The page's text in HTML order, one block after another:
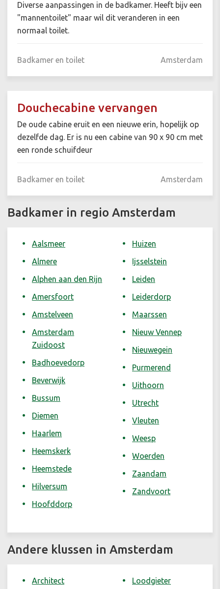
Diverse aanpassingen in de badkamer. Heeft bijv een
"mannentoilet" maar wil dit veranderen in een
normaal toilet.
Badkamer en toilet Amsterdam
Douchecabine vervangen
De oude cabine eruit en een nieuwe erin, hopelijk op
dezelfde dag. Er is nu een cabine van 90 x 90 cm met
een ronde schuifdeur
Badkamer en toilet Amsterdam
Badkamer in regio Amsterdam
Aalsmeer
Almere
Alphen aan den Rijn
Amersfoort
Amstelveen
Amsterdam
Zuidoost
Badhoevedorp
Beverwijk
Bussum
Diemen
Haarlem
Heemskerk
Heemstede
Hilversum
Hoofddorp
Huizen
Ijsselstein
Leiden
Leiderdorp
Maarssen
Nieuw Vennep
Nieuwegein
Purmerend
Uithoorn
Utrecht
Vleuten
Weesp
Woerden
Zaandam
Zandvoort
Andere klussen in Amsterdam
Architect
Loodgieter